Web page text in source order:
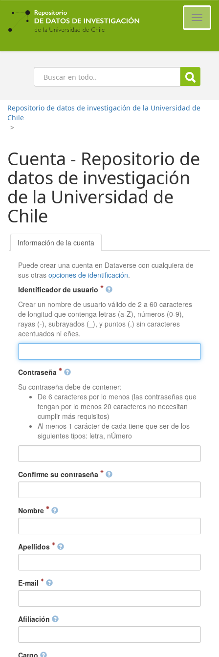
Ir
contenido
principal
Buscar
Repositorio de datos de investigación de la Universidad de
Chile
>
Cuenta - Repositorio de
datos de investigación
de la Universidad de
Chile
Información de la cuenta
Puede crear una cuenta en Dataverse con cualquiera de
sus otrasopciones de identificación.
Identificador de usuario
Crear un nombre de usuario válido de 2 a 60 caracteres
de longitud que contenga letras (a-Z), números (0-9),
rayas (-), subrayados (_), y puntos (.) sin caracteres
acentuados ni eñes.
Contraseña
Su contraseña debe de contener:
De 6 caracteres por lo menos (las contraseñas que
tengan por lo menos 20 caracteres no necesitan
cumplir más requisitos)
Al menos 1 carácter de cada tiene que ser de los
siguientes tipos: letra, nÚmero
Confirme su contraseña
Nombre
Apellidos
E-mail
Afiliación
Cargo